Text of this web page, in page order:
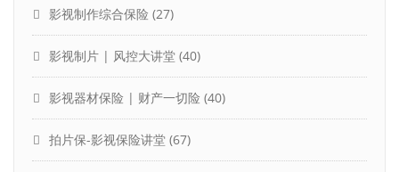
影视制作综合保险 (27)
影视制片 | 风控大讲堂 (40)
影视器材保险 | 财产一切险 (40)
拍片保-影视保险讲堂 (67)